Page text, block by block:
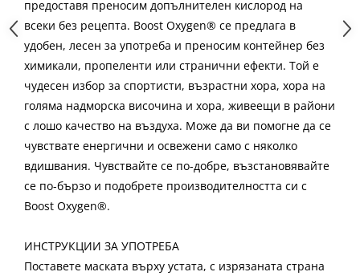
предоставя преносим допълнителен кислород на
всеки без рецепта. Boost Oxygen® се предлага в
удобен, лесен за употреба и преносим контейнер без
химикали, пропеленти или странични ефекти. Той е
чудесен избор за спортисти, възрастни хора, хора на
голяма надморска височина и хора, живеещи в райони
с лошо качество на въздуха. Може да ви помогне да се
чувствате енергични и освежени само с няколко
вдишвания. Чувствайте се по-добре, възстановявайте
се по-бързо и подобрете производителността си с
Boost Oxygen®.
ИНСТРУКЦИИ ЗА УПОТРЕБА
Поставете маската върху устата, с изрязаната страна